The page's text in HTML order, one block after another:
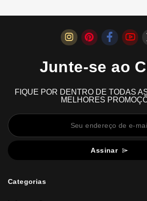
Junte-se ao
FIQUE POR DENTRO DE TODAS
MELHORES
Assinar
Categorias